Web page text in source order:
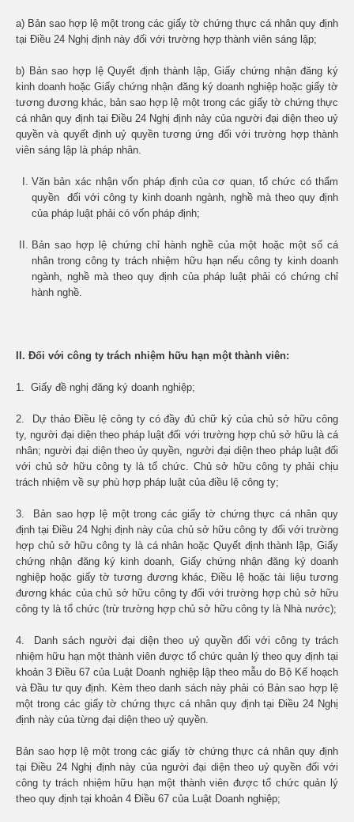
a) Bản sao hợp lệ một trong các giấy tờ chứng thực cá nhân quy định
tại Điều 24 Nghị định này đối với trường hợp thành viên sáng lập;
b) Bản sao hợp lệ Quyết định thành lập, Giấy chứng nhận đăng ký
kinh doanh hoặc Giấy chứng nhận đăng ký doanh nghiệp hoặc giấy tờ
tương đương khác, bản sao hợp lệ một trong các giấy tờ chứng thực
cá nhân quy định tại Điều 24 Nghị định này của người đại diện theo uỷ
quyền và quyết định uỷ quyền tương ứng đối với trường hợp thành
viên sáng lập là pháp nhân.
Văn bản xác nhận vốn pháp định của cơ quan, tổ chức có thẩm
quyền đối với công ty kinh doanh ngành, nghề mà theo quy định
của pháp luật phải có vốn pháp định;
Bản sao hợp lệ chứng chỉ hành nghề của một hoặc một số cá
nhân trong công ty trách nhiệm hữu hạn nếu công ty kinh doanh
ngành, nghề mà theo quy định của pháp luật phải có chứng chỉ
hành nghề.
II. Đối với công ty trách nhiệm hữu hạn một thành viên:
1. Giấy đề nghị đăng ký doanh nghiệp;
2. Dự thảo Điều lệ công ty có đầy đủ chữ ký của chủ sở hữu công
ty, người đại diện theo pháp luật đối với trường hợp chủ sở hữu là cá
nhân; người đại diện theo ủy quyền, người đại diện theo pháp luật đối
với chủ sở hữu công ty là tổ chức. Chủ sở hữu công ty phải chịu
trách nhiệm về sự phù hợp pháp luật của điều lệ công ty;
3. Bản sao hợp lệ một trong các giấy tờ chứng thực cá nhân quy
định tại Điều 24 Nghị định này của chủ sở hữu công ty đối với trường
hợp chủ sở hữu công ty là cá nhân hoặc Quyết định thành lập, Giấy
chứng nhận đăng ký kinh doanh, Giấy chứng nhận đăng ký doanh
nghiệp hoặc giấy tờ tương đương khác, Điều lệ hoặc tài liệu tương
đương khác của chủ sở hữu công ty đối với trường hợp chủ sở hữu
công ty là tổ chức (trừ trường hợp chủ sở hữu công ty là Nhà nước);
4. Danh sách người đại diện theo uỷ quyền đối với công ty trách
nhiệm hữu hạn một thành viên được tổ chức quản lý theo quy định tại
khoản 3 Điều 67 của Luật Doanh nghiệp lập theo mẫu do Bộ Kế hoạch
và Đầu tư quy định. Kèm theo danh sách này phải có Bản sao hợp lệ
một trong các giấy tờ chứng thực cá nhân quy định tại Điều 24 Nghị
định này của từng đại diện theo uỷ quyền.
Bản sao hợp lệ một trong các giấy tờ chứng thực cá nhân quy định
tại Điều 24 Nghị định này của người đại diện theo uỷ quyền đối với
công ty trách nhiệm hữu hạn một thành viên được tổ chức quản lý
theo quy định tại khoản 4 Điều 67 của Luật Doanh nghiệp;